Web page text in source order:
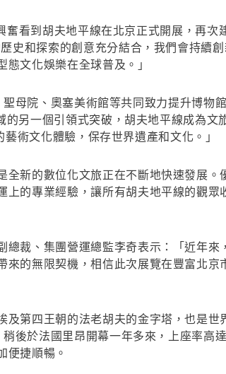
看到胡夫地平線在北京正式開展，再次
史和探索的創意充分結合，我們會持續
文化娛樂在全球普及。」
母院、奧塞美術館等共同致力提升博物
另一個引領式突破，胡夫地平線成為文
術文化體驗，保存世界遺產和文化。」
新的數位化文旅正在不斷地快速發展
的專業經驗，讓所有胡夫地平線的觀眾
裁、集團營運總監李奇表示：「近年來
的無限契機，相信此次展覽在豐富北京
第四王朝的法老胡夫的金字塔，也是世
後於法國里昂開幕一年多來，上座率高
便捷順暢。